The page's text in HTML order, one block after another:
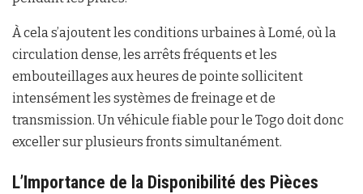
À cela s’ajoutent les conditions urbaines à Lomé, où la
circulation dense, les arrêts fréquents et les
embouteillages aux heures de pointe sollicitent
intensément les systèmes de freinage et de
transmission. Un véhicule fiable pour le Togo doit donc
exceller sur plusieurs fronts simultanément.
L’Importance de la Disponibilité des Pièces